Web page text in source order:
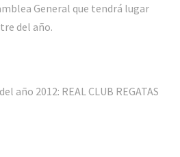
General que tendrá lugar
del año.
año 2012: REAL CLUB REGATAS